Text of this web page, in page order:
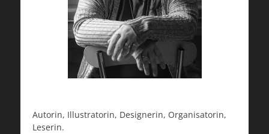
Autorin, Illustratorin, Designerin, Organisatorin,
Leserin.